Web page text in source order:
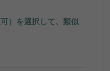
）を選択して、類似